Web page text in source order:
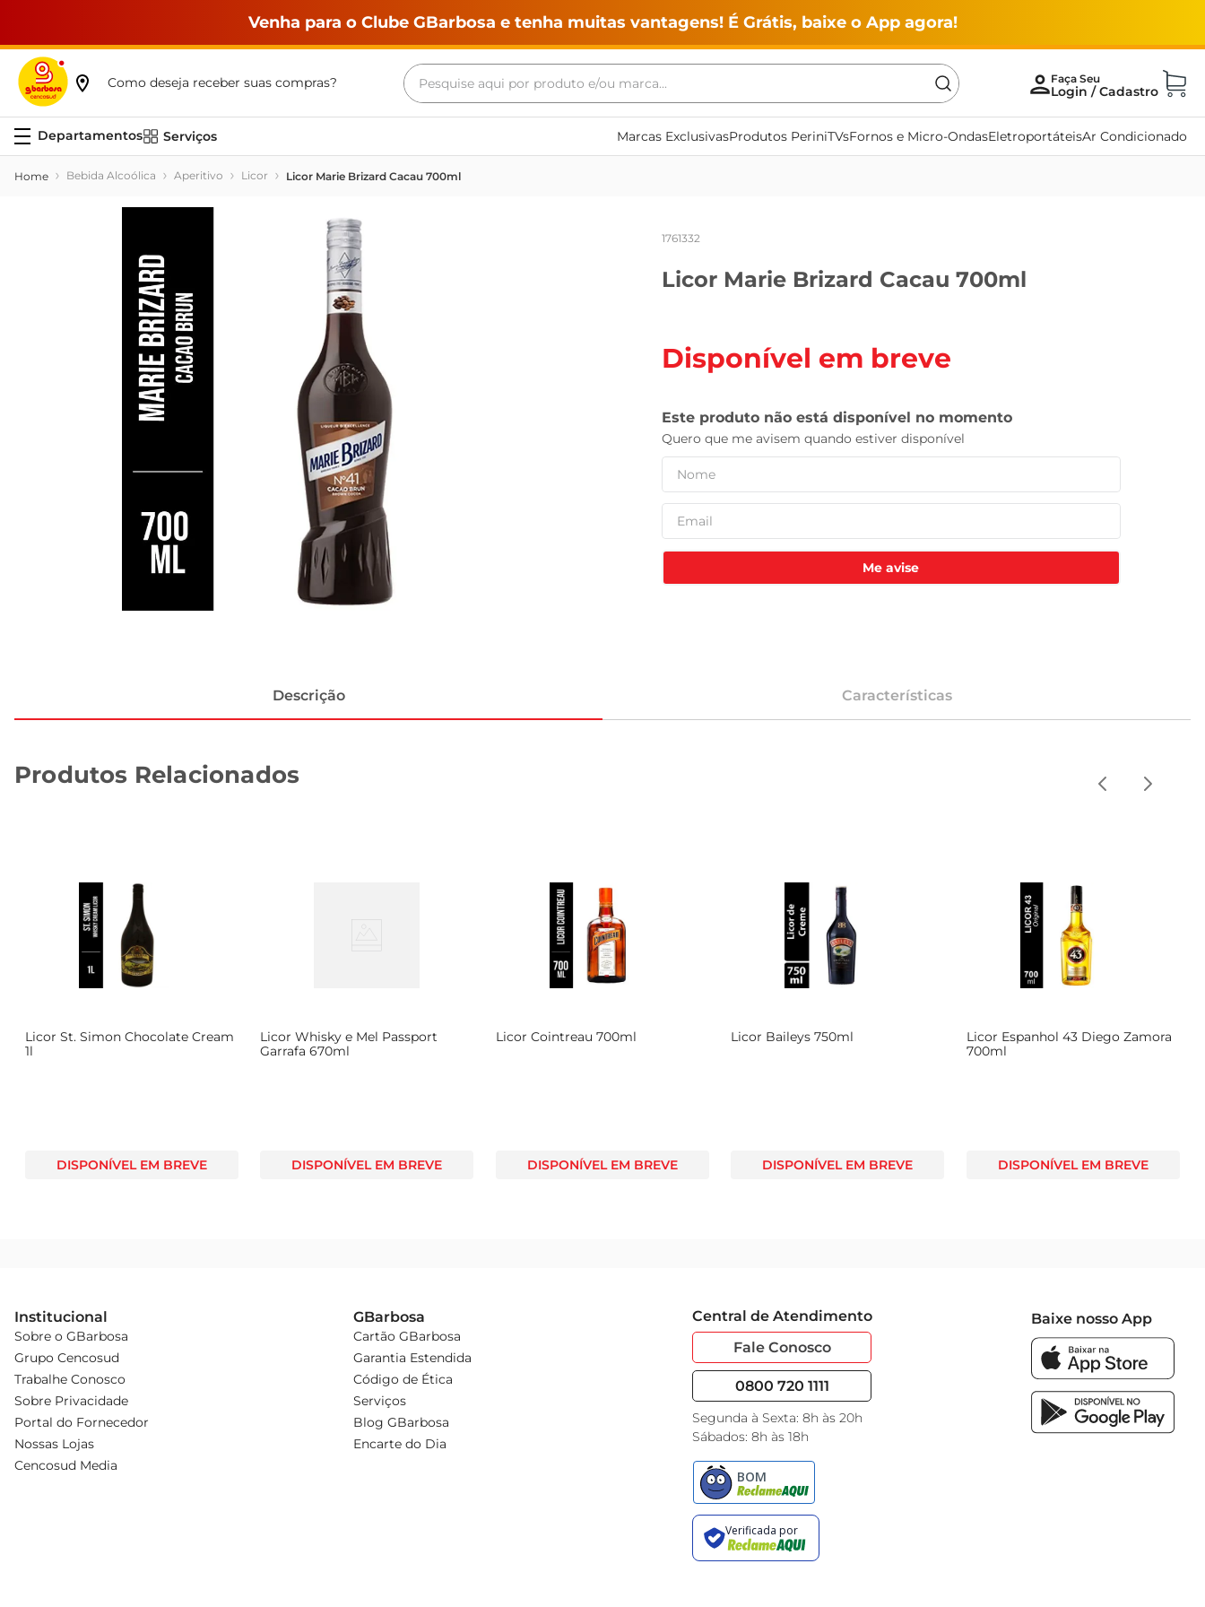
Venha para o Clube GBarbosa e tenha muitas vantagens! É Grátis, baixe o App agora!
Como deseja receber suas compras?
Pesquise aqui por produto e/ou marca...
Serviços Marcas ExclusivasProdutos PeriniTVsFornos e Micro-OndasEletroportáteisAr Condicionado
Bebida Alcoólica Aperitivo Licor Licor Marie Brizard Cacau 700ml
1761332
Licor Marie Brizard Cacau 700ml
Disponível em breve
Me avise
Descrição Características
Produtos Relacionados
Licor St. Simon Chocolate Cream
1l
DISPONÍVEL EM BREVE
Licor Whisky e Mel Passport
Garrafa 670ml
DISPONÍVEL EM BREVE
Licor Cointreau 700ml
DISPONÍVEL EM BREVE
Licor Baileys 750ml
DISPONÍVEL EM BREVE
Licor Espanhol 43 Diego Zamora
700ml
DISPONÍVEL EM BREVE
Institucional
Sobre o GBarbosa
Grupo Cencosud
Trabalhe Conosco
Sobre Privacidade
Portal do Fornecedor
Nossas Lojas
Cencosud Media
GBarbosa
Cartão GBarbosa
Garantia Estendida
Código de Ética
Serviços
Blog GBarbosa
Encarte do Dia
Central de Atendimento
Fale Conosco
0800 720 1111
Segunda à Sexta: 8h às 20h
Sábados: 8h às 18h
Baixe nosso App
Termos mais buscados
maquina lavar